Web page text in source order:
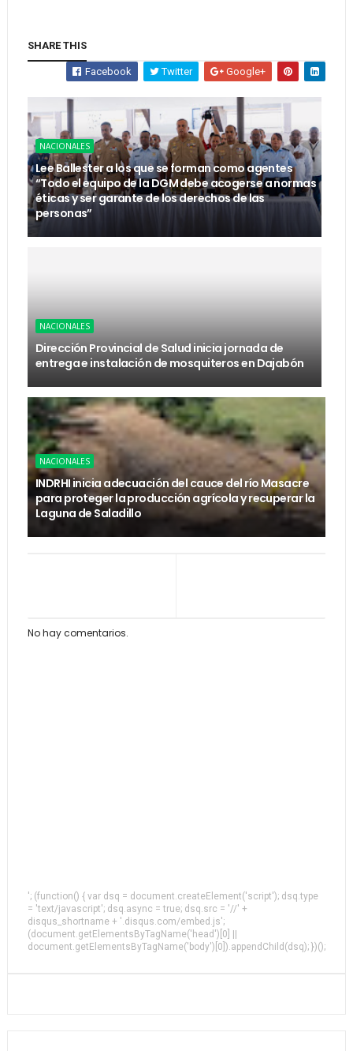
SHARE THIS
Facebook Twitter Google+
NACIONALES
Lee Ballester a los que se forman como agentes
“Todo el equipo de la DGM debe acogerse a normas
éticas y ser garante de los derechos de las
personas”
NACIONALES
Dirección Provincial de Salud inicia jornada de
entrega e instalación de mosquiteros en Dajabón
NACIONALES
INDRHI inicia adecuación del cauce del río Masacre
para proteger la producción agrícola y recuperar la
Laguna de Saladillo
No hay comentarios.
'; (function() { var dsq = document.createElement('script'); dsq.type
= 'text/javascript'; dsq.async = true; dsq.src = '//' +
disqus_shortname + '.disqus.com/embed.js';
(document.getElementsByTagName('head')[0] ||
document.getElementsByTagName('body')[0]).appendChild(dsq); })();